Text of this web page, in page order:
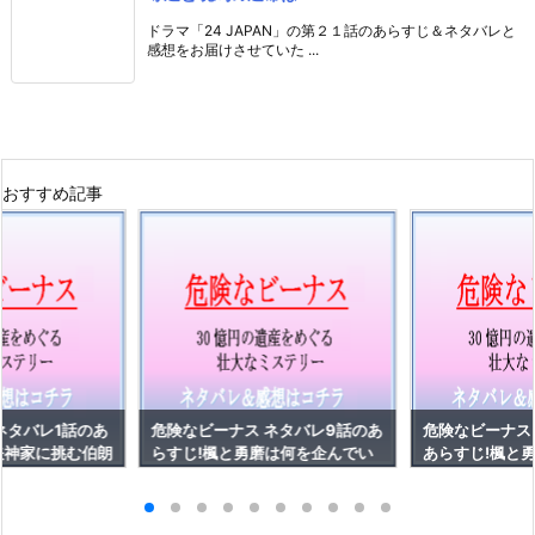
ドラマ「24 JAPAN」の第２１話のあらすじ＆ネタバレと
感想をお届けさせていた ...
おすすめ記事
タバレ1話のあ
家に挑む伯朗
危険なビーナス ネタバレ9話のあ
らすじ!楓と勇磨は何を企んでい
危険なビーナ
あらすじ!楓と